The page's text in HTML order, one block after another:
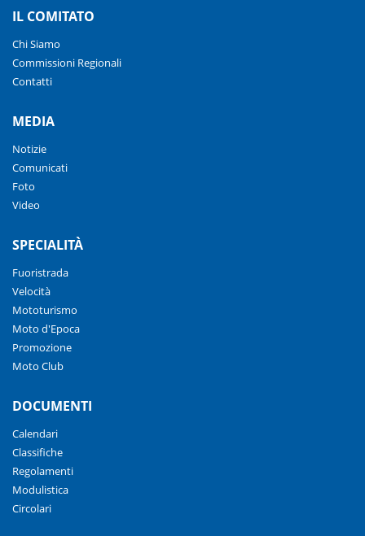
IL COMITATO
Chi Siamo
Commissioni Regionali
Contatti
MEDIA
Notizie
Comunicati
Foto
Video
SPECIALITÀ
Fuoristrada
Velocità
Mototurismo
Moto d'Epoca
Promozione
Moto Club
DOCUMENTI
Calendari
Classifiche
Regolamenti
Modulistica
Circolari